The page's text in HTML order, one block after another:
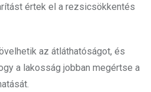
értek el a rezsicsökkentés
az átláthatóságot, és
a lakosság jobban megértse a